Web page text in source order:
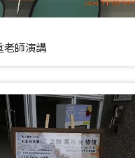
老師演講